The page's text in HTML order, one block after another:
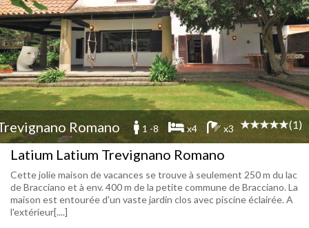
Romano 1 -8 x4 x3 (1)
Latium Latium Trevignano Romano
Cette jolie maison de vacances se trouve à seulement 250 m du lac
de Bracciano et à env. 400 m de la petite commune de Bracciano. La
maison est entourée d'un vaste jardin clos avec piscine éclairée. A
l'extérieur[....]